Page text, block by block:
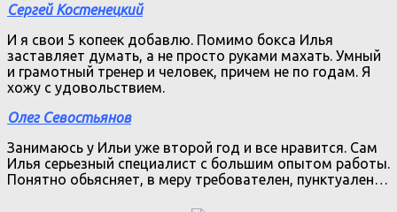
Сергей Костенецкий
И я свои 5 копеек добавлю. Помимо бокса Илья
заставляет думать, а не просто руками махать. Умный
и грамотный тренер и человек, причем не по годам. Я
хожу с удовольствием.
Олег Севостьянов
Занимаюсь у Ильи уже второй год и все нравится. Сам
Илья серьезный специалист с большим опытом работы.
Понятно обьясняет, в меру требователен, пунктуален…